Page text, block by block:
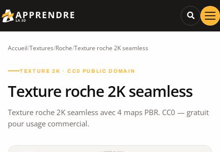
Accueil/Textures/Roche/Texture roche 2K seamless
TEXTURE 2K · CC0 PUBLIC DOMAIN
Texture roche 2K seamless
Texture roche 2K seamless avec 4 maps PBR. CC0 — gratuit
pour usage commercial.